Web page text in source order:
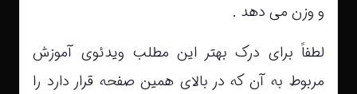
و وزن می دهد .
لطفاً برای درک بهتر این مطلب ویدئوی آموزش
مربوط به آن که در بالای همین صفحه قرار دارد را